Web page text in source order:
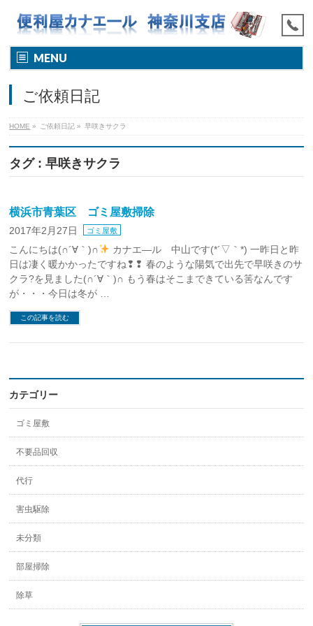
MENU
ご依頼日記
HOME » ご依頼日記 » 早咲きサクラ
タグ : 早咲きサクラ
横浜市青葉区 ゴミ屋敷掃除
2017年2月27日 ゴミ屋敷
こんにちは(∩´∀｀)∩
カナエ―ル 中山です(*´▽｀*) 一昨日と昨
日は凄く暖かかったですね❢❢ 春のような陽気で出先で早咲きのサ
クラ?を見ました(∩´∀｀)∩ もう春はそこまできている筈なんです
が・・・今日は冬が …
この記事を読む
カテゴリー
ゴミ屋敷
不要品回収
代行
害虫駆除
未分類
部屋掃除
除草